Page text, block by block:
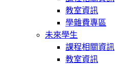
教室資訊
學雜費專區
未來學生
課程相關資訊
教室資訊